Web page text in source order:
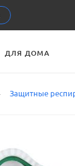
ДЛЯ ДОМА
Защитные